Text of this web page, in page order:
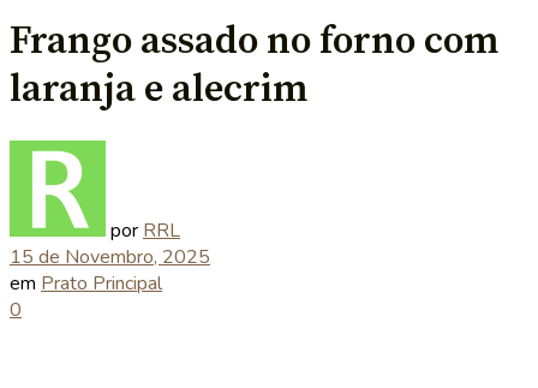
Frango assado no forno com
laranja e alecrim
por RRL
15 de Novembro, 2025
em Prato Principal
0